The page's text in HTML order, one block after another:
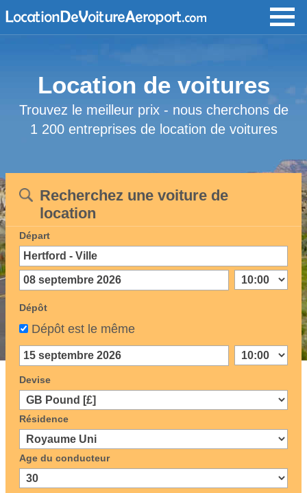
Location de voitures
Trouvez le meilleur prix - nous cherchons de
1 200 entreprises de location de voitures
Recherchez une voiture de
location
Départ
Dépôt
Dépôt est le même
Devise
Résidence
Age du conducteur